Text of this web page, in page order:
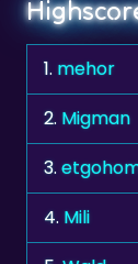
1.mehor
2.Migman
3.
4.Mili
5. Wald